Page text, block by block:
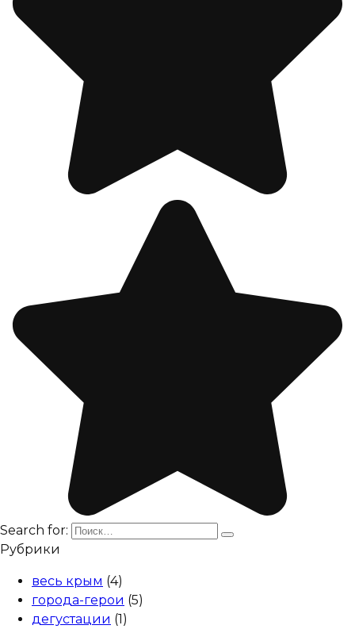
Search for:
Рубрики
весь крым (4)
города-герои (5)
дегустации (1)